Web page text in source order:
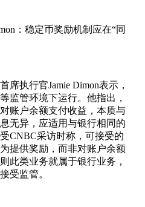
：稳定币奖励机制应在“同
席执行官Jamie Dimon表示，
监管环境下运行。他指出，
账户余额支付收益，本质与
无异，应适用与银行相同的
CNBC采访时称，可接受的
提供奖励，而非对账户余额
此类业务就属于银行业务，
受监管。